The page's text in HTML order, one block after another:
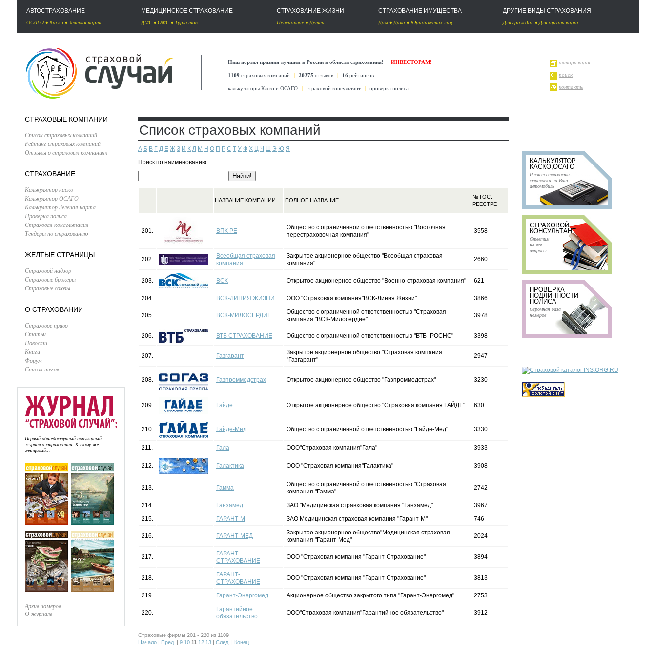
АВТОСТРАХОВАНИЕ
ОСАГО • Каско • Зеленая карта
МЕДИЦИНСКОЕ СТРАХОВАНИЕ
ДМС• ОМС• Туристов
СТРАХОВАНИЕ ЖИЗНИ
Пенсионное •Детей
СТРАХОВАНИЕ ИМУЩЕСТВА
Дом •Дача • Юридических лиц
ДРУГИЕ ВИДЫ СТРАХОВАНИЯ
Для граждан •Для организаций
Наш портал признан лучшим в России в области страхования!
ИНВЕСТОРАМ!
1109 страховых компаний | 20375 отзывов | 16 рейтингов
калькуляторы Каско и ОСАГО | страховой консультант | проверка полиса
авторизация
поиск
контакты
СТРАХОВЫЕ КОМПАНИИ
Список страховых компаний
Рейтинг страховых компаний
Отзывы о страховых компаниях
СТРАХОВАНИЕ
Калькулятор каско
Калькулятор ОСАГО
Калькулятор Зеленая карта
Проверка полиса
Страховая консультация
Тендеры по страхованию
ЖЕЛТЫЕ СТРАНИЦЫ
Страховой надзор
Страховые брокеры
Страховые союзы
О СТРАХОВАНИИ
Страховое право
Статьи
Новости
Книги
Форум
Список тегов
Первый общедоступный популярный
журнал о страховании. К тому же,
глянцевый...
Архив номеров
О журнале
Список страховых компаний
А Б В Г Д Е Ж З И К Л М Н О П Р С Т У Ф Х Ц Ч Ш Э Ю Я
Поиск по наименованию:
НАЗВАНИЕ КОМПАНИИ ПОЛНОЕ НАЗВАНИЕ
№ ГОС.
РЕЕСТРЕ
201. ВПК РЕ
Общество с ограниченной ответственностью "Восточная
перестраховочная компания"
3558
202.
Всеобщая страховая
компания
Закрытое акционерное общество "Всеобщая страховая
компания"
2660
203. ВСК Открытое акционерное общество "Военно-страховая компания" 621
204. ВСК-ЛИНИЯ ЖИЗНИ ООО "Страховая компания"ВСК-Линия Жизни" 3866
205. ВСК-МИЛОСЕРДИЕ
Общество с ограниченной ответственностью "Страховая
компания "ВСК-Милосердие"
3978
206. ВТБ СТРАХОВАНИЕ Общество с ограниченной ответственностью "ВТБ–РОСНО" 3398
207. Газгарант
Закрытое акционерное общество "Страховая компания
"Газгарант"
2947
208. Газпроммедстрах Открытое акционерное общество "Газпроммедстрах" 3230
209. Гайде Открытое акционерное общество "Страховая компания ГАЙДЕ" 630
210. Гайде-Мед Общество с ограниченной ответственностью "Гайде-Мед" 3330
211. Гала ООО"Страховая компания"Гала" 3933
212. Галактика ООО "Страховая компания"Галактика" 3908
213. Гамма
Общество с ограниченной ответственностью "Страховая
компания "Гамма"
2742
214. Ганзамед ЗАО "Медицинская стравховая компания "Ганзамед"
3967
215.
ГАРАНТ-М ЗАО Медицинская страховая компания "Гарант-М" 746
216. ГАРАНТ-МЕД
Закрытое акционерное общество"Медицинская страховая
компания "Гарант-Мед"
2024
217.
ГАРАНТ-
СТРАХОВАНИЕ
ООО "Страховая компания "Гарант-Страхование" 3894
218.
ГАРАНТ-
СТРАХОВАНИЕ
ООО "Страховая компания "Гарант-Страхование" 3813
219. Гарант-Энергомед Акционерное общество закрытого типа "Гарант-Энергомед" 2753
220.
Гарантийное
обязательство
ООО"Страховая компания"Гарантийное обязательство" 3912
Страховые фирмы 201 - 220 из 1109
Начало | Пред. | 9 10 11 12 13 | След. | Конец
КАЛЬКУЛЯТОР
КАСКО,ОСАГО
Расчёт стоимости
страховки на Ваш
автомобиль
СТРАХОВОЙ
КОНСУЛЬТАНТ
Ответим
на все
вопросы
ПРОВЕРКА
ПОДЛИННОСТИ
ПОЛИСА
Огромная база
номеров